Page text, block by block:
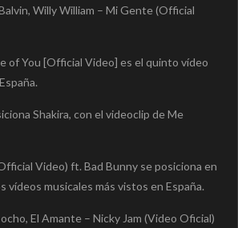
Willy William – Mi Gente (Official
of You [Official Video] es el quinto vídeo
Shakira, con el videoclip de Me
Video) ft. Bad Bunny se posiciona en
vídeos musicales más vistos en España.
El Amante – Nicky Jam (Video Oficial)